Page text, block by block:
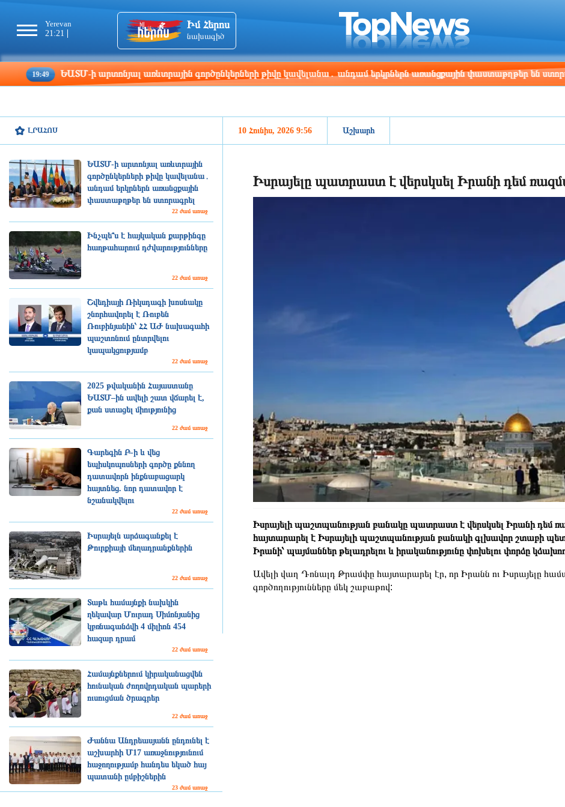
Yerevan
21:21
Tbilisi
21:21
Moscow
20:21
Los Angeles
10:21
Beijing
01:21
Իմ Հերոս
նախագիծ
ԵԱՏՄ-ի արտոնյալ առևտրային գործընկերների թիվը կավելանա․ անդամ երկրներն առանցքային փաստաթղթեր են ստորագրել
ԼՐԱՀՈՍ
ԵԱՏՄ-ի արտոնյալ առևտրային
գործընկերների թիվը կավելանա․
անդամ երկրներն առանցքային
փաստաթղթեր են ստորագրել
22 ժամ առաջ
Ինչպե՞ս է հայկական քարթինգը
հաղթահարում դժվարությունները
22 ժամ առաջ
Շվեդիայի Ռիկսդագի խոսնակը
շնորհավորել է Ռուբեն
Ռուբինյանին՝ ՀՀ ԱԺ նախագահի
պաշտոնում ընտրվելու
կապակցությամբ
22 ժամ առաջ
2025 թվականին Հայաստանը
ԵԱՏՄ–ին ավելի շատ վճարել է,
քան ստացել միությունից
22 ժամ առաջ
Գարեգին Բ-ի և վեց
եպիսկոպոսների գործը քննող
դատավորն ինքնաբացարկ
հայտնեց. նոր դատավոր է
նշանակվելու
22 ժամ առաջ
Իսրայելն արձագանքել է
Թուրքիայի մեղադրանքներին
22 ժամ առաջ
Տաթև համայնքի նախկին
ղեկավար Մուրադ Սիմոնյանից
կբռնագանձվի 4 միլիոն 454
հազար դրամ
22 ժամ առաջ
Համայնքներում կիրականացվեն
հունական ժողովրդական պարերի
ուսուցման ծրագրեր
22 ժամ առաջ
Ժաննա Անդրեասյանն ընդունել է
աշխարհի Մ17 առաջնությունում
հաջողությամբ հանդես եկած հայ
պատանի ըմբիշներին
23 ժամ առաջ
10 Հունիս, 2026 9:56 Աշխարհ
Իսրայելը պատրաստ է վերսկսել Իրանի դեմ
Իսրայելի պաշտպանության բանակը պատրաստ է վերսկսել Իրանի դեմ
հայտարարել է Իսրայելի պաշտպանության բանակի գլխավոր շտաբի
Իրանի՝ պայմաններ թելադրելու և իրականությունը փոխելու փորձը
Ավելի վաղ Դոնալդ Թրամփը հայտարարել էր, որ Իրանն ու Իսրայելը
գործողությունները մեկ շաբաթով: